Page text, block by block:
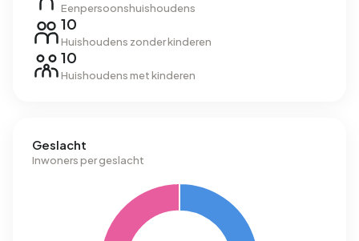
Eenpersoonshuishoudens
10
Huishoudens zonder kinderen
10
Huishoudens met kinderen
Geslacht
Inwoners per geslacht